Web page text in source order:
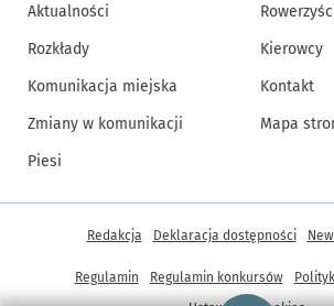
Aktualności
Rozkłady
Komunikacja miejska
Zmiany w komunikacji
Piesi
Kierowcy
Kontakt
Mapa
Inne informacje
Redakcja Deklaracja dostępności
Regulamin Regulamin konkursów